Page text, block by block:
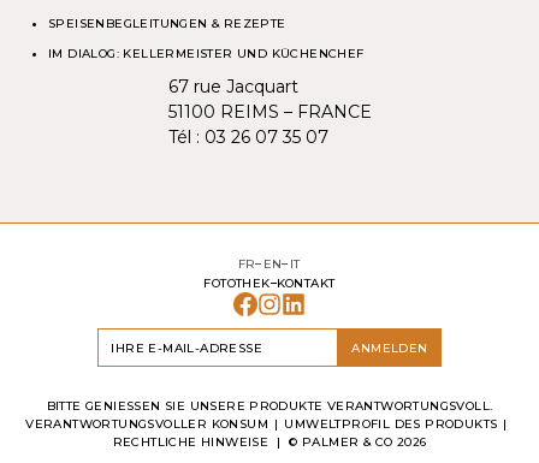
SPEISENBEGLEITUNGEN & REZEPTE
IM DIALOG: KELLERMEISTER UND KÜCHENCHEF
67 rue Jacquart
51100 REIMS – FRANCE
Tél : 03 26 07 35 07
ANMELDEN
FOTOTHEK KONTAKT
FR EN IT
BITTE GENIESSEN SIE UNSERE PRODUKTE VERANTWORTUNGSVOLL.
VERANTWORTUNGSVOLLER KONSUM
UMWELTPROFIL DES PRODUKTS
RECHTLICHE HINWEISE | © PALMER & CO 2026